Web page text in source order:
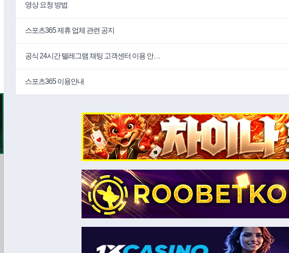
영상 요청 방법
스포츠365 제휴 업체 관련 공지
공식 24시간 텔레그램 채팅 고객센터 이용 안…
스포츠365 이용안내